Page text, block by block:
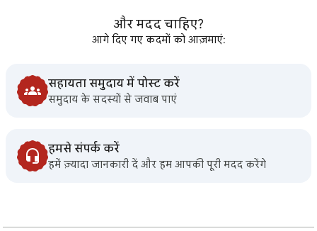
और मदद चाहिए?
आगे दिए गए कदमों को आज़माएं:
सहायता समुदाय में पोस्ट करें
समुदाय के सदस्यों से जवाब पाएं
हमसे संपर्क करें
हमें ज़्यादा जानकारी दें और हम आपकी पूरी मदद करेंगे